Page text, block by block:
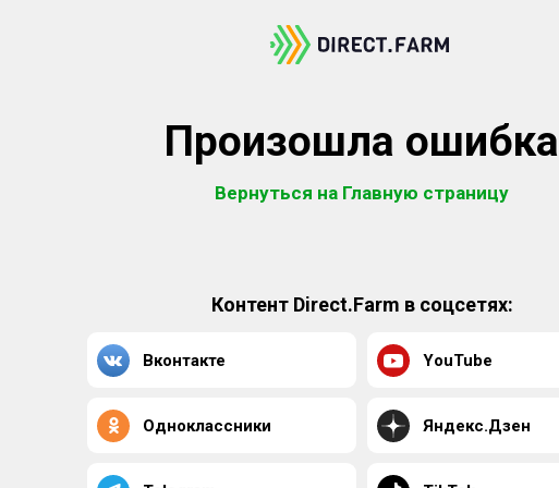
Произошла ошибка
Вернуться на Главную страницу
Контент Direct.Farm в соцсетях:
Вконтакте YouTube
Одноклассники Яндекс.Дзен